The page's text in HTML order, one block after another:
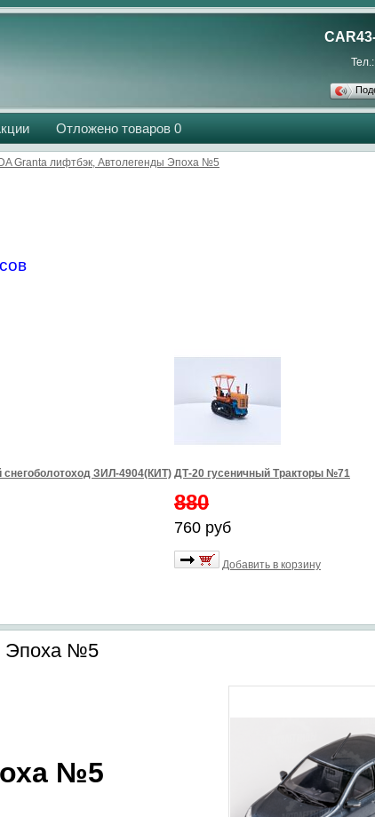
Отложено товаров 0
Granta лифтбэк, Автолегенды Эпоха №5
ЗИЛ-4904(КИТ) ДТ-20 гусеничный Тракторы №71
880
760 руб
Добавить в корзину
Эпоха №5
№5